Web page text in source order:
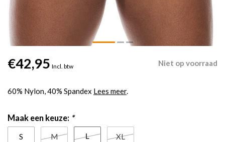
€42,95 Incl. btw Niet op voorraad
60% Nylon, 40% Spandex Lees meer.
Maak een keuze: *
S M L XL